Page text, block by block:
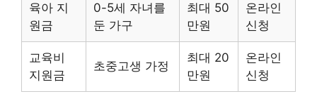
육아 지
원금
0-5세 자녀를
둔 가구
최대 50
만원
온라인
신청
교육비
지원금
초중고생 가정
최대 20
만원
온라인
신청